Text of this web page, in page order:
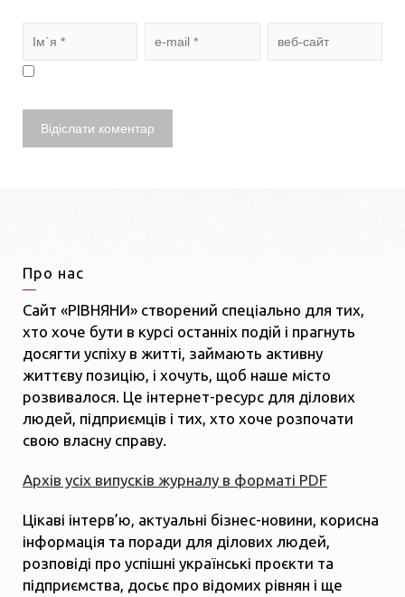
Про нас
Сайт «РІВНЯНИ» створений спеціально для тих,
хто хоче бути в курсі останніх подій і прагнуть
досягти успіху в житті, займають активну
життєву позицію, і хочуть, щоб наше місто
розвивалося. Це інтернет-ресурс для ділових
людей, підприємців і тих, хто хоче розпочати
свою власну справу.
Архів усіх випусків журналу в форматі PDF
Цікаві інтерв’ю, актуальні бізнес-новини, корисна
інформація та поради для ділових людей,
розповіді про успішні українські проєкти та
підприємства, досьє про відомих рівнян і ще